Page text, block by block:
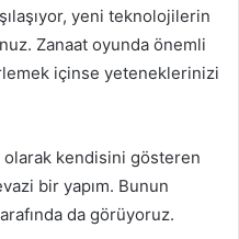
yeni teknolojilerin
Zanaat oyunda önemli
içinse yeteneklerinizi
kendisini gösteren
bir yapım. Bunun
da görüyoruz.